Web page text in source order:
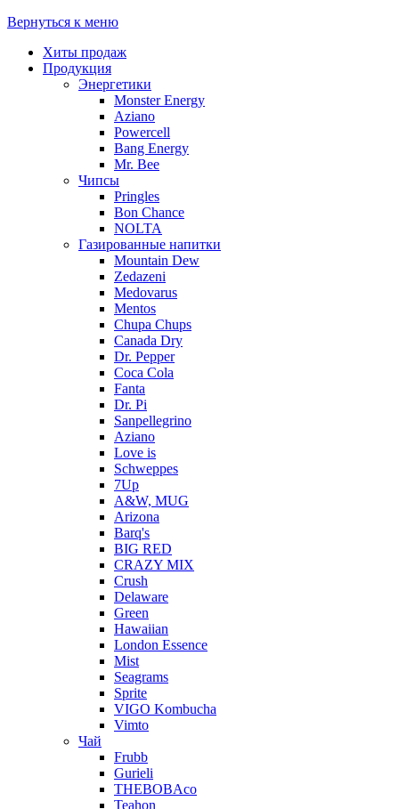
Вернуться к меню
Хиты продаж
Продукция
Энергетики
Monster Energy
Aziano
Powercell
Bang Energy
Mr. Bee
Чипсы
Pringles
Bon Chance
NOLTA
Газированные напитки
Mountain Dew
Zedazeni
Medovarus
Mentos
Chupa Chups
Canada Dry
Dr. Pepper
Coca Cola
Fanta
Dr. Pi
Sanpellegrino
Aziano
Love is
Schweppes
7Up
A&W, MUG
Arizona
Barq's
BIG RED
CRAZY MIX
Crush
Delaware
Green
Hawaiian
London Essence
Mist
Seagrams
Sprite
VIGO Kombucha
Vimto
Чай
Frubb
Gurieli
THEBOBAco
Teahon